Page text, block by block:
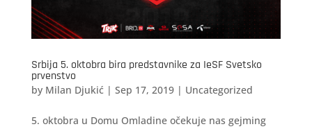
Srbija 5. oktobra bira predstavnike za IeSF Svetsko
prvenstvo
by Milan Djukić| Sep 17, 2019| Uncategorized
5. oktobra u Domu Omladine očekuje nas gejming